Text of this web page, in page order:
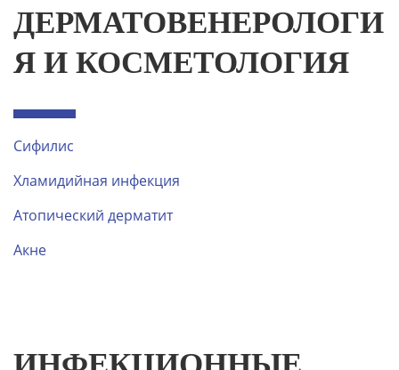
ДЕРМАТОВЕНЕРОЛОГИ
Я И КОСМЕТОЛОГИЯ
Сифилис
Хламидийная инфекция
Атопический дерматит
Акне